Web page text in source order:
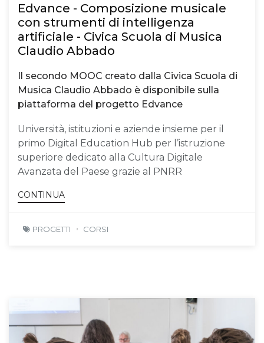
Edvance - Composizione musicale
con strumenti di intelligenza
artificiale - Civica Scuola di Musica
Claudio Abbado
Il secondo MOOC creato dalla Civica Scuola di
Musica Claudio Abbado è disponibile sulla
piattaforma del progetto Edvance
Università, istituzioni e aziende insieme per il
primo Digital Education Hub per l’istruzione
superiore dedicato alla Cultura Digitale
Avanzata del Paese grazie al PNRR
CONTINUA
PROGETTI CORSI